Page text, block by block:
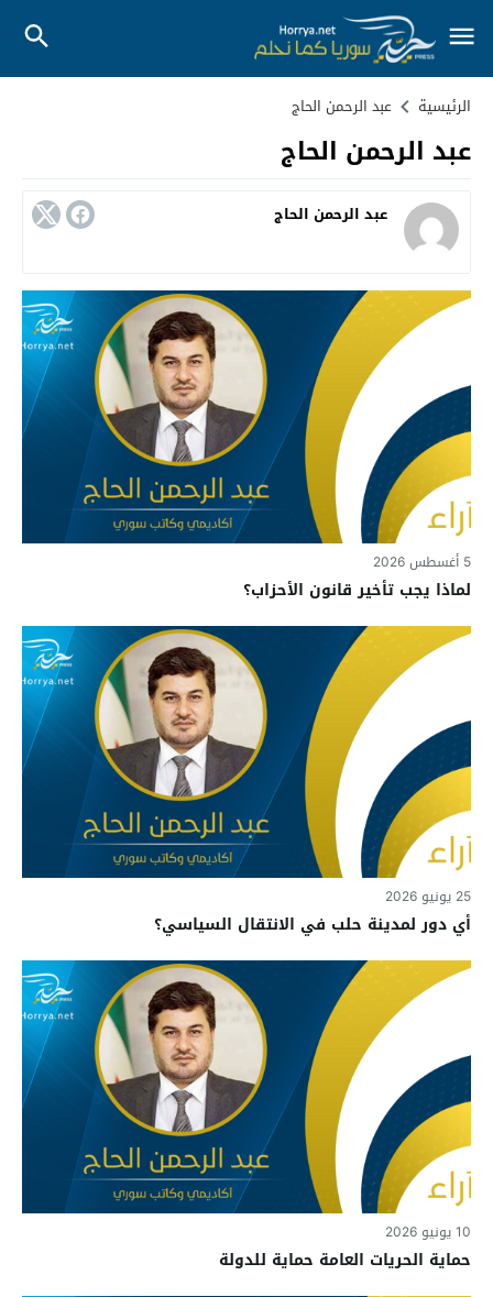
الرئيسية عبد الرحمن الحاج
عبد الرحمن الحاج
عبد الرحمن الحاج
5 أغسطس 2026
لماذا يجب تأخير قانون الأحزاب؟
25 يونيو 2026
أي دور لمدينة حلب في الانتقال السياسي؟
10 يونيو 2026
حماية الحريات العامة حماية للدولة